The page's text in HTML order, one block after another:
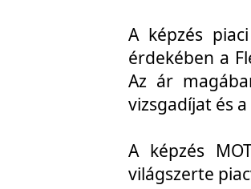
A képzés
érdekében a
Az ár
vizsgadíjat és
A képzés
világszerte